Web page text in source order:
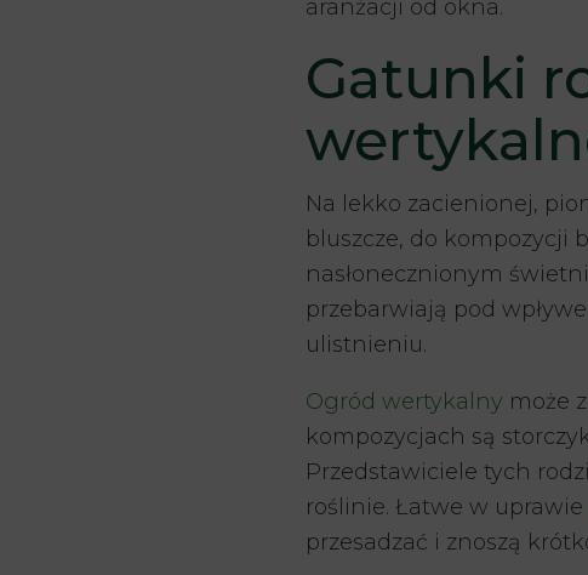
aranżacji od okna.
Gatunki
Na lekko zacienionej,
bluszcze, do kompozycji
nasłonecznionym
przebarwiają pod
ulistnieniu.
Ogród wertykalny może
kompozycjach są
Przedstawiciele tych
roślinie. Łatwe w uprawie
przesadzać i znoszą